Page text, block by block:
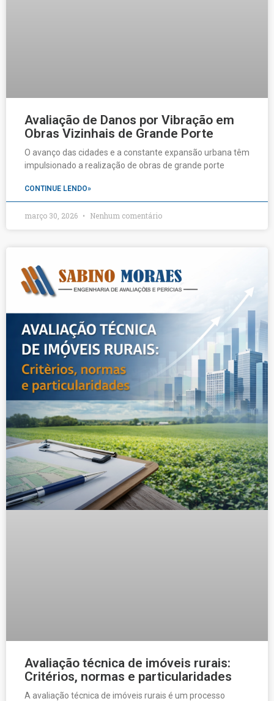
Avaliação de Danos por Vibração em
Obras Vizinhais de Grande Porte
O avanço das cidades e a constante expansão urbana têm
impulsionado a realização de obras de grande porte
CONTINUE LENDO»
março 30, 2026 Nenhum comentário
Avaliação técnica de imóveis rurais:
Critérios, normas e particularidades
A avaliação técnica de imóveis rurais é um processo